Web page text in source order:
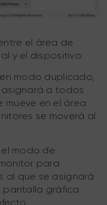
el área de
y el dispositivo.
modo duplicado,
a todos
mueve en el área
se moverá al
el modo de
para
al que se asignará
pantalla gráfica